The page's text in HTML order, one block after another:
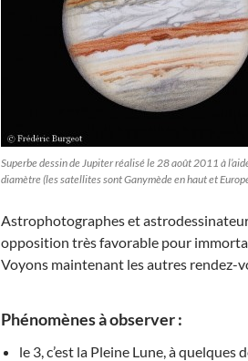
Superbe dessin de Jupiter réalisé le 28 août 2011 à
diamètre (les satellites sont Ganymède en haut et
Astrophotographes et
opposition très favorable pour
Voyons maintenant les autres rendez-
Phénomènes à observer :
le 3, c’est la Pleine Lune, à